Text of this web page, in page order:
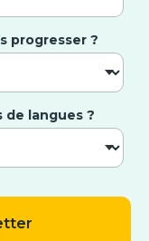
progresser ?
de langues ?